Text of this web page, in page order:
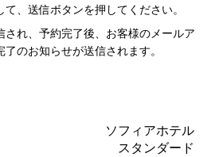
、送信ボタンを押してください。
され、予約完了後、お客様のメールア
了のお知らせが送信されます。
ソフィアホテル
スタンダード